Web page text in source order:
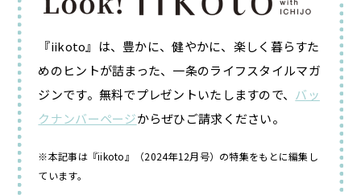
『iikoto』は、豊かに、健やかに、楽しく暮らすた
めのヒントが詰まった、一条のライフスタイルマガ
ジンです。無料でプレゼントいたしますので、 バッ
クナンバーページからぜひご請求ください。
※本記事は『iikoto』（2024年12月号）の特集をもとに編集し
ています。